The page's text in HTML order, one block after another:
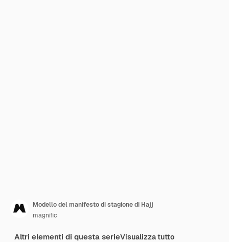
Modello del manifesto di stagione di Hajj
magnific
Altri elementi di questa serieVisualizza tutto